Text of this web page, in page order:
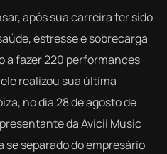
após sua carreira ter sido
estresse e sobrecarga
a fazer 220 performances
realizou sua última
no dia 28 de agosto de
da Avicii Music
separado do empresário